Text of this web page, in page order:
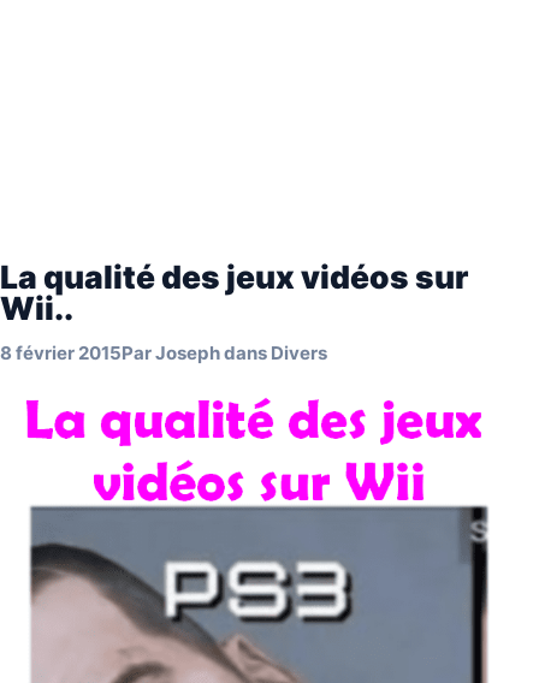
La qualité des jeux vidéos sur
Wii..
8 février 2015ParJosephdans Divers